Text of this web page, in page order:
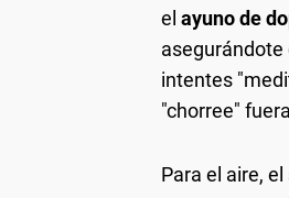
el ayuno de
asegurándote
intentes
"chorree"
Para el aire,